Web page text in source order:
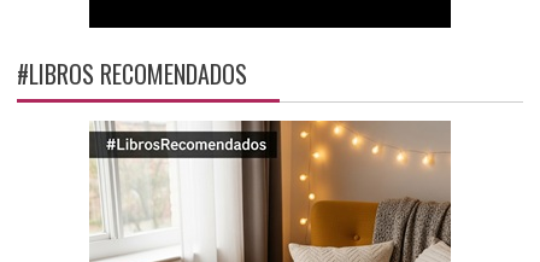
#LIBROS RECOMENDADOS